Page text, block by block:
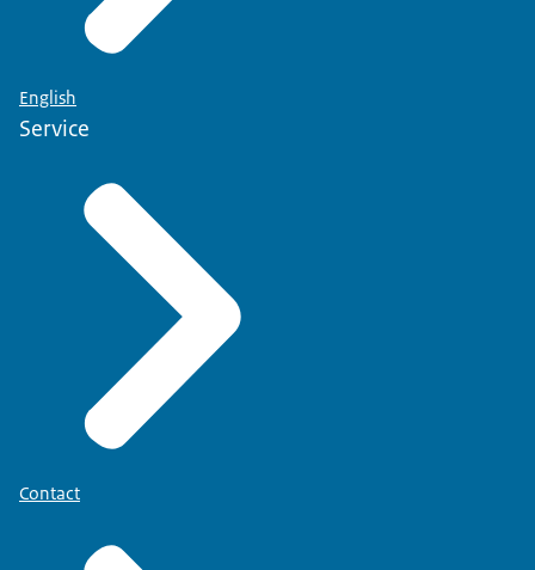
English
Service
Contact